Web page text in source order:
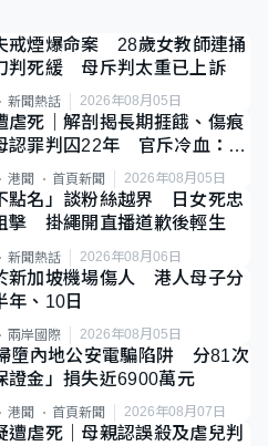
戒煙爆命案 28歲女教師連捅
判死緩 母斥判太重已上訴
新聞熱話 2026年08月05日
虐死｜解剖揭長期捱餓、傷痕
罪判囚22年 官斥冷血：同
劣
港聞 首頁新聞 2026年08月05日
點名」談粉絲越界 日女死忠
擊 掛繩開直播道歉後輕生
新聞熱話 2026年08月06日
新加坡機場傷人 港人母子分
年、10日
兩岸國際 2026年08月05日
墮內地公安電騙陷阱 分81次
證金」損失近6900萬元
港聞 首頁新聞 2026年08月07日
遭虐死｜母親認誤殺及虐兒判